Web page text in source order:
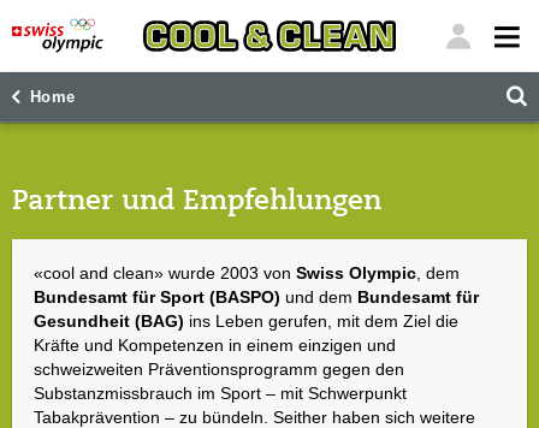
Home
Partner und Empfehlungen
«cool and clean» wurde 2003 von Swiss Olympic , dem
Bundesamt für Sport (BASPO) und dem Bundesamt für
Gesundheit (BAG) ins Leben gerufen, mit dem Ziel die
Kräfte und Kompetenzen in einem einzigen und
schweizweiten Präventionsprogramm gegen den
Substanzmissbrauch im Sport – mit Schwerpunkt
Tabakprävention – zu bündeln. Seither haben sich weitere